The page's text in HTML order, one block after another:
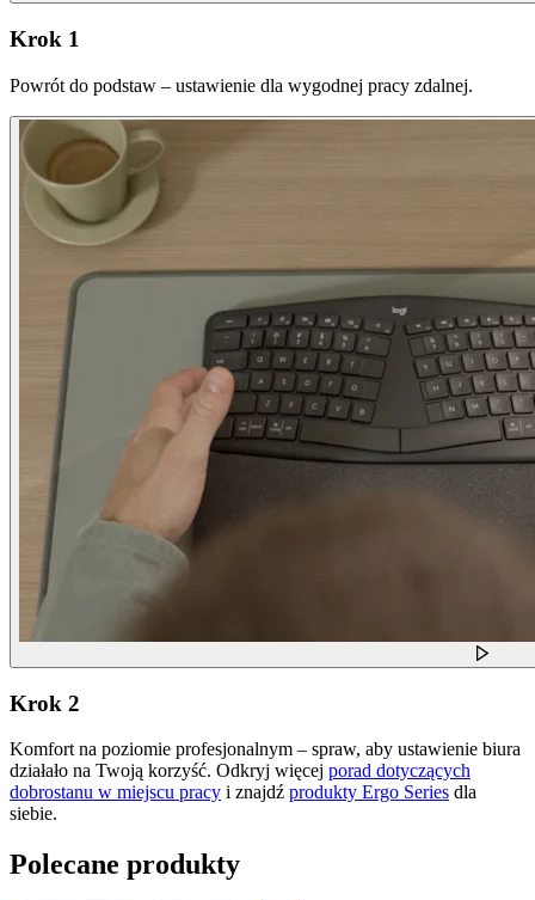
Krok 1
Powrót do podstaw – ustawienie dla wygodnej pracy zdalnej.
Krok 2
Komfort na poziomie profesjonalnym – spraw, aby ustawienie biura
działało na Twoją korzyść. Odkryj więcej porad dotyczących
dobrostanu w miejscu pracy i znajdź produkty Ergo Series dla
siebie.
Polecane produkty